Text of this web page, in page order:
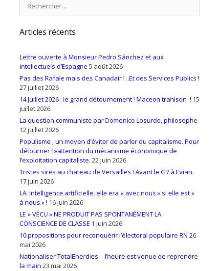
Articles récents
Lettre ouverte à Monsieur Pedro Sánchez et aux
intellectuels d’Espagne 5 août 2026
Pas des Rafale mais des Canadair ! ..Et des Services Publics !
27 juillet 2026
14 Juillet 2026 : le grand détournement ! Maceon trahison .! 15
juillet 2026
La question communiste par Domenico Losurdo, philosophe
12 juillet 2026
Populisme ; un moyen d’éviter de parler du capitalisme. Pour
détourner l »attention du mécanisme économique de
l’exploitation capitaliste. 22 juin 2026
Tristes sires au chateau de Versailles ! Avant le G7 à Evian.
17 juin 2026
I.A. Intelligence artificielle, elle era « avec nous » si elle est «
à nous.» ! 16 juin 2026
LE « VÉCU » NE PRODUIT PAS SPONTANÉMENT LA
CONSCIENCE DE CLASSE 1 juin 2026
10 propositions pour reconquérir l’électoral populaire RN 26
mai 2026
Nationaliser TotalEnerdies – l’heure est venue de reprendre
la main 23 mai 2026